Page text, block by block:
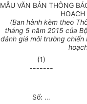
MẪU VĂN BẢN THÔNG
(Ban hành kèm theo
tháng 5 năm 2015 của
đánh giá môi trường
(1)
-------
Số: …